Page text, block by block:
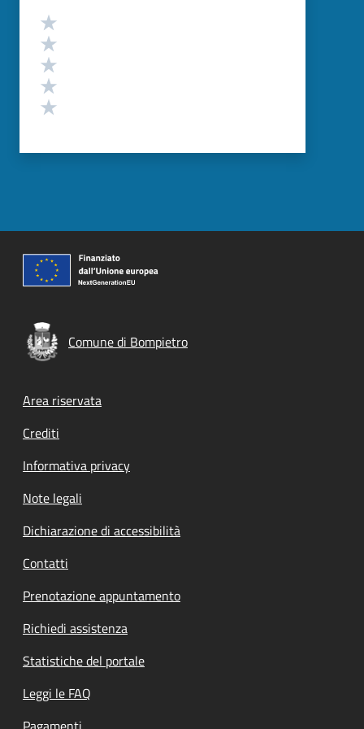
Valutazione
Comune di Bompietro
Footer menu
Area riservata
Crediti
Informativa privacy
Note legali
Dichiarazione di accessibilità
Contatti
Prenotazione appuntamento
Richiedi assistenza
Statistiche del portale
Leggi le FAQ